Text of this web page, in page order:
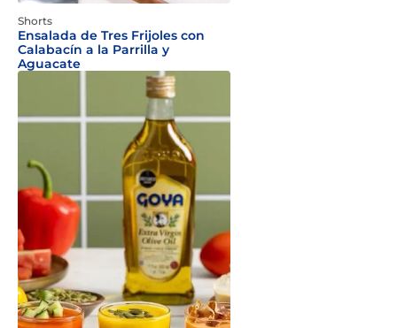
Shorts
Ensalada de Tres Frijoles con
Calabacín a la Parrilla y
Aguacate